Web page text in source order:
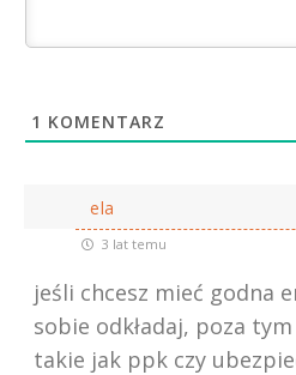
1 KOMENTARZ
ela
3 lat temu
jeśli chcesz mieć godna
sobie odkładaj, poza
takie jak ppk czy